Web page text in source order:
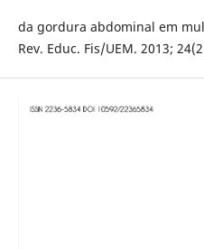
da gordura abdominal em
Rev. Educ. Fis/UEM. 2013;